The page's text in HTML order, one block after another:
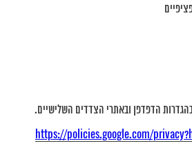
הדפדפן ובאתרי הצדדים השלישיים.
https://policies.google.com/